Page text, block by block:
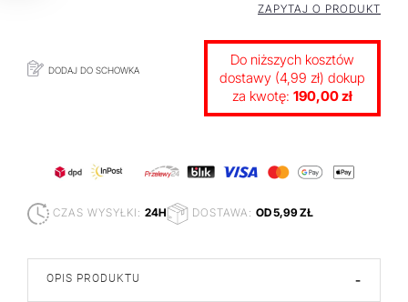
DODAJ DO SCHOWKA
ZAPYTAJ O PRODUKT
Do niższych kosztów
dostawy (4,99 zł) dokup
za kwotę: 190,00 zł
CZAS WYSYŁKI: 24H DOSTAWA: OD 5,99 ZŁ
OPIS PRODUKTU -